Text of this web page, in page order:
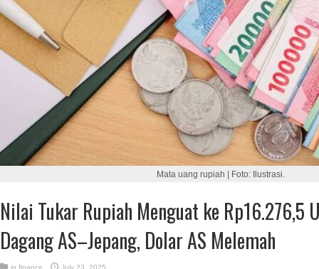
Mata uang rupiah | Foto: Ilustrasi.
Nilai Tukar Rupiah Menguat ke Rp16.276,5
Dagang AS–Jepang, Dolar AS Melemah
in finance July 23, 2025